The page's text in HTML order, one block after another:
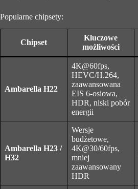
Popularne chipsety:
Chipset
Kluczowe
możliwości
Ambarella H22
4K@60fps,
HEVC/H.264,
zaawansowana
EIS 6-osiowa,
HDR, niski pobór
energii
Ambarella H23 /
H32
Wersje
budżetowe,
4K@30/60fps,
mniej
zaawansowany
HDR